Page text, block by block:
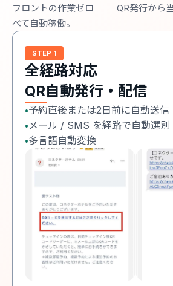
フロントの作業ゼロ ── QR発行から
べて自動稼働。
STEP 1
全経路対応
QR自動発行・配信
•予約直後または2日前に自動送信
•メール / SMS を経路で自動選別
•多言語自動変換